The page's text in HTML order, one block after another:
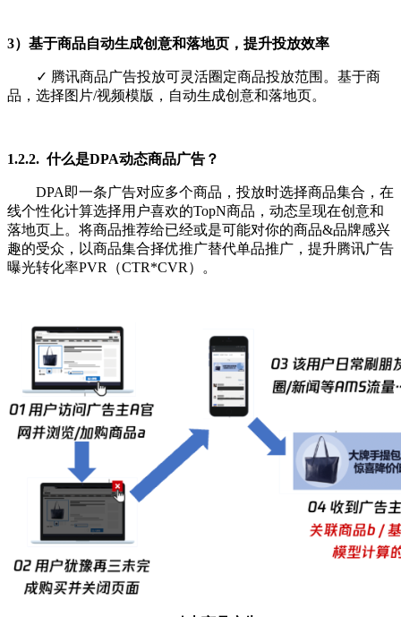
3）基于商品自动生成创意和落地页，提升投放效率
✓ 腾讯商品广告投放可灵活圈定商品投放范围。基于商
品，选择图片/视频模版，自动生成创意和落地页。
1.2.2. 什么是DPA动态商品广告？
DPA即一条广告对应多个商品，投放时选择商品集合，在
线个性化计算选择用户喜欢的TopN商品，动态呈现在创意和
落地页上。将商品推荐给已经或是可能对你的商品&品牌感兴
趣的受众，以商品集合择优推广替代单品推广，提升腾讯广告
曝光转化率PVR（CTR*CVR）。